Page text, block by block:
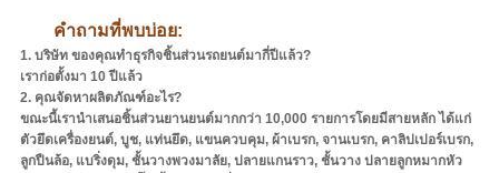
คำถามที่พบบ่อย:
1. บริษัท ของคุณทำธุรกิจชิ้นส่วนรถยนต์มากี่ปีแล้ว?
เราก่อตั้งมา 10 ปีแล้ว
2. คุณจัดหาผลิตภัณฑ์อะไร?
ขณะนี้เรานำเสนอชิ้นส่วนยานยนต์มากกว่า 10,000 รายการโดยมีสายหลัก ได้แก่
ตัวยึดเครื่องยนต์, บูช, แท่นยึด, แขนควบคุม, ผ้าเบรก, จานเบรก, คาลิปเปอร์เบรก,
ลูกปืนล้อ, แบริ่งดุม, ชั้นวางพวงมาลัย, ปลายแกนราว, ชั้นวาง ปลายลูกหมากหัว